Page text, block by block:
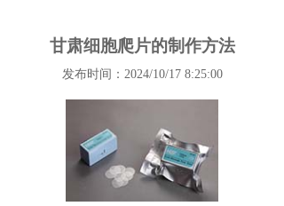
甘肃细胞爬片的制作方法
发布时间：2024/10/17 8:25:00